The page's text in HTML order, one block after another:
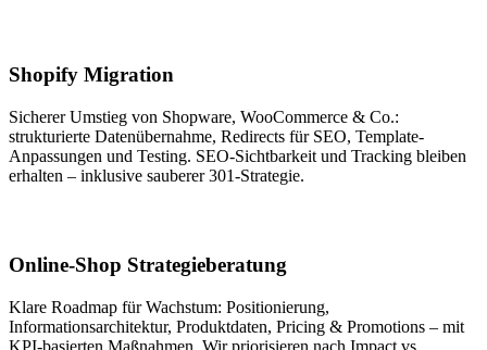
Shopify Migration
Sicherer Umstieg von Shopware, WooCommerce & Co.:
strukturierte Datenübernahme, Redirects für SEO, Template-
Anpassungen und Testing. SEO-Sichtbarkeit und Tracking bleiben
erhalten – inklusive sauberer 301-Strategie.
Online-Shop Strategieberatung
Klare Roadmap für Wachstum: Positionierung,
Informationsarchitektur, Produktdaten, Pricing & Promotions – mit
KPI-basierten Maßnahmen. Wir priorisieren nach Impact vs.